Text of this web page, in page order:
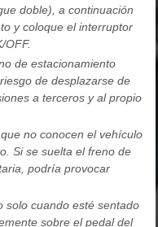
doble), a continuación
y coloque el interruptor
OFF.
de estacionamiento
de desplazarse de
a terceros y al propio
no conocen el vehículo
Si se suelta el freno de
podría provocar
solo cuando esté sentado
sobre el pedal del